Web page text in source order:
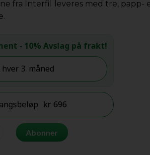
fra Interfil leveres med tre,
- 10% Avslag på frakt!
kr 696
Abonner